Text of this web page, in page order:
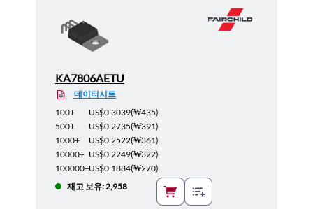
KA7806AETU
데이터시트
100+
US$0.3039(₩435)
500+
US$0.2735(₩391)
1000+
US$0.2522(₩361)
10000+ US$0.2249(₩322)
100000+US$0.1884(₩270)
재고 보유: 2,958